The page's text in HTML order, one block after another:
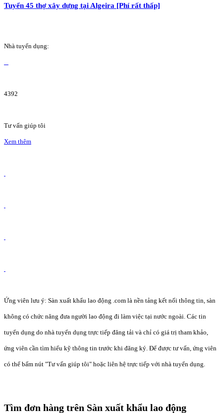
Tuyển 45 thợ xây dựng tại Algeira [Phí rất thấp]
Nhà tuyển dụng:
4392
Tư vấn giúp tôi
Xem thêm
Ứng viên lưu ý: Sàn xuất khẩu lao động .com là nền tảng kết nối thông tin, sàn
không có chức năng đưa người lao động đi làm việc tại nước ngoài. Các tin
tuyển dụng do nhà tuyển dụng trực tiếp đăng tải và chỉ có giá trị tham khảo,
ứng viên cần tìm hiểu kỹ thông tin trước khi đăng ký. Để được tư vấn, ứng viên
có thể bấm nút "Tư vấn giúp tôi" hoặc liên hệ trực tiếp với nhà tuyển dụng.
Tìm đơn hàng trên Sàn xuất khẩu lao động